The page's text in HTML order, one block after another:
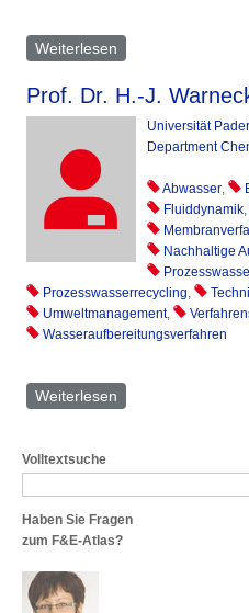
Weiterlesen
Prof. Dr. H.-J.
Universität
Department
Abwasser,
Fluiddynamik
Nachhaltige
Prozesswasserrecycling,
Umweltmanagement,
Wasseraufbereitungsverfahren
Weiterlesen
Volltextsuche
Haben Sie Fragen
zum F&E-Atlas?